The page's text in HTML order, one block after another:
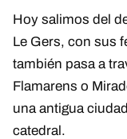
Hoy salimos del
Le Gers, con sus
también pasa a
Flamarens o
una antigua
catedral.